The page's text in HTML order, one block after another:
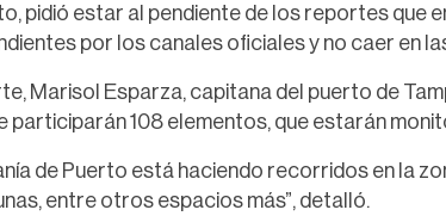
pidió estar al pendiente de los reportes que
por los canales oficiales y no caer en
Marisol Esparza, capitana del puerto de
participarán 108 elementos, que estarán
de Puerto está haciendo recorridos en la
entre otros espacios más”, detalló.